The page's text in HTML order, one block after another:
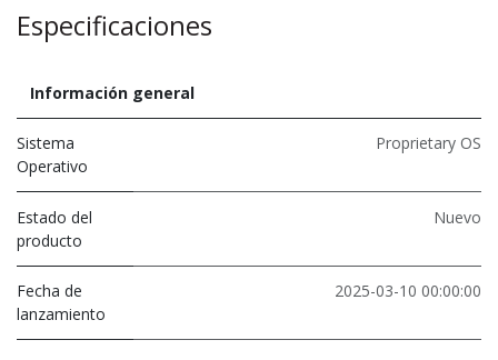
Especificaciones
Información general
Sistema
Operativo
Proprietary OS
Estado del
producto
Nuevo
Fecha de
lanzamiento
2025-03-10 00:00:00